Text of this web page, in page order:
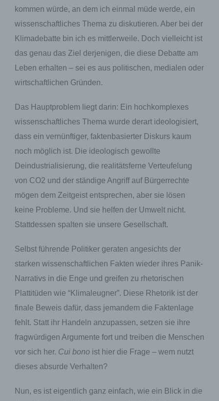
kommen würde, an dem ich einmal müde werde, ein
wissenschaftliches Thema zu diskutieren. Aber bei der
Klimadebatte bin ich es mittlerweile. Doch vielleicht ist
das genau das Ziel derjenigen, die diese Debatte am
Leben erhalten – sei es aus politischen, medialen oder
wirtschaftlichen Gründen.
Das Hauptproblem liegt darin: Ein hochkomplexes
wissenschaftliches Thema wurde derart ideologisiert,
dass ein vernünftiger, faktenbasierter Diskurs kaum
noch möglich ist. Die ideologisch gewollte
Deindustrialisierung, die realitätsferne Verteufelung
von CO2 und der ständige Angriff auf Bürgerrechte
mögen dem Zeitgeist entsprechen, aber sie lösen
keine Probleme. Und sie helfen der Umwelt nicht.
Stattdessen spalten sie unsere Gesellschaft.
Selbst führende Politiker geraten angesichts der
starken wissenschaftlichen Fakten wieder ihres Panik-
Narrativs in die Enge und greifen zu rhetorischen
Plattitüden wie “Klimaleugner”. Diese Rhetorik ist der
finale Beweis dafür, dass jemandem die Faktenlage
fehlt. Statt ihr Handeln anzupassen, setzen sie ihre
fragwürdigen Argumente fort und treiben die Menschen
vor sich her. Cui bono ist hier die Frage – wem nutzt
dieses absurde Verhalten?
Nun, es ist eigentlich ganz einfach, wie ein Blick in die